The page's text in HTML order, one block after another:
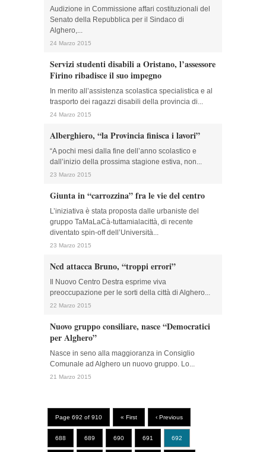
Audizione in Commissione affari costituzionali del
Senato della Repubblica per il Sindaco di
Alghero,...
24 Marzo 2015
Servizi studenti disabili a Oristano, l’assessore
Firino ribadisce il suo impegno
In merito all’assistenza scolastica specialistica e al
trasporto dei ragazzi disabili della provincia di...
24 Marzo 2015
Alberghiero, “la Provincia finisca i lavori”
“A pochi mesi dalla fine dell’anno scolastico e
dall’inizio della prossima stagione estiva, non...
23 Marzo 2015
Giunta in “carrozzina” fra le vie del centro
L’iniziativa è stata proposta dalle urbaniste del
gruppo TaMaLaCà-tuttamialacittà, di recente
diventato spin-off dell’Università...
23 Marzo 2015
Ncd attacca Bruno, “troppi errori”
Il Nuovo Centro Destra esprime viva
preoccupazione per le sorti della città di Alghero...
22 Marzo 2015
Nuovo gruppo consiliare, nasce “Democratici
per Alghero”
Nasce in seno alla maggioranza in Consiglio
Comunale ad Alghero un nuovo gruppo. Lo...
21 Marzo 2015
Page 692 of 910 « First ‹ Previous
688 689 690 691 692